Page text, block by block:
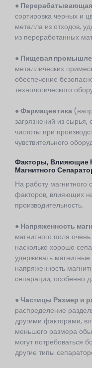
●
сортировка черных и
металла из отходов,
из переработанных
● Пищевая
металлических
обеспечение
технологического
● Фармацевтика
загрязнений из сырья,
чистоты при
чувствительного
Факторы, Влияющие
Магнитного
На работу магнитного
факторов, влияющих
производительность.
● Напряженность
магнитного поля
насколько хорошо
удерживать
напряженность
сепарации, особенно
● Частицы Размер и
распределение
другими факторами,
меньшего размера
могут потребоваться
другие типы